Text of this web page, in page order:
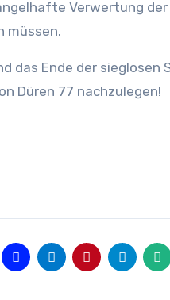
Verwertung
müssen.
das Ende der
Düren 77 nachzulegen!